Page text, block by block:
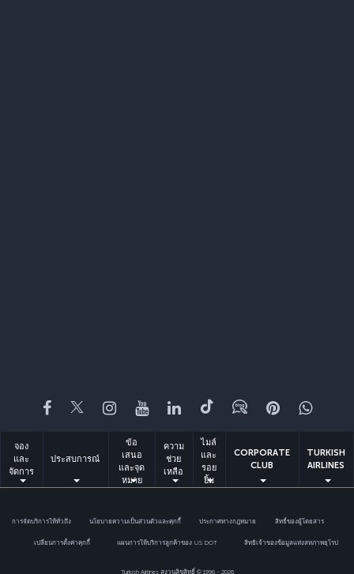
Facebook
TwitterInstagram
YouTubeLinkedIn
Tiktokบล็อกพินเทอเรส
จอง
และ
จัดการ
ประสบการณ์
ข้อ
เสนอ
และจุด
หมาย
ความ
ช่วย
เหลือ
ไมล์
และ
รอย
ยิ้ม
CORPORATE
CLUB
TURKISH
AIRLINES
การจัดบริการให้ทั่วถึง นโยบายความเป็นส่วนตัวและคุกกี้ ประกาศทางกฎหมาย สิทธิ์ของผู้โดยสาร
เปลี่ยนการตั้งค่าคุกกี้ แผนการให้บริการลูกค้าของ US DOT สิทธิเจ้าของข้อมูลแห่งสหภาพยุโรป
Turkish Airlines สงวนลิขสิทธิ์ © 1996 - 2026